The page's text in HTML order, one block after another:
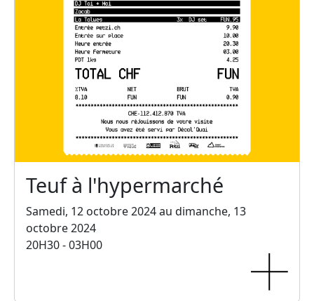
Teuf à l'hypermarché
Samedi, 12 octobre 2024 au dimanche, 13
octobre 2024
20H30 - 03H00